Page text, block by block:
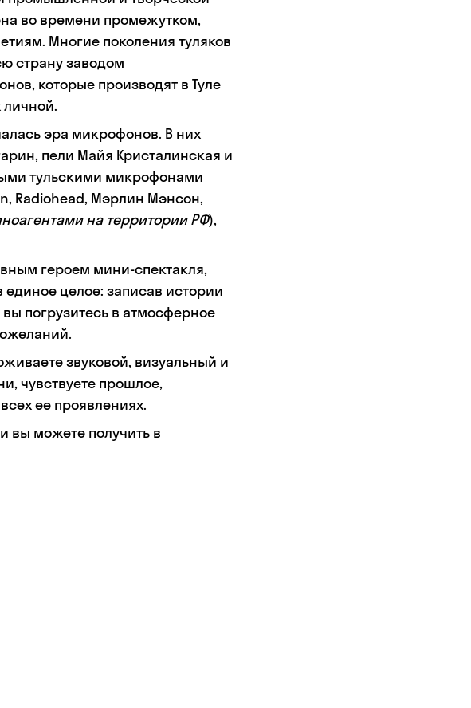
во времени промежутком,
Многие поколения туляков
страну заводом
которые производят в Туле
личной.
эра микрофонов. В них
пели Майя Кристалинская и
тульскими микрофонами
Radiohead, Мэрлин Мэнсон,
на территории РФ),
героем мини-спектакля,
целое: записав истории
погрузитесь в атмосферное
звуковой, визуальный и
чувствуете прошлое,
ее проявлениях.
вы можете получить в